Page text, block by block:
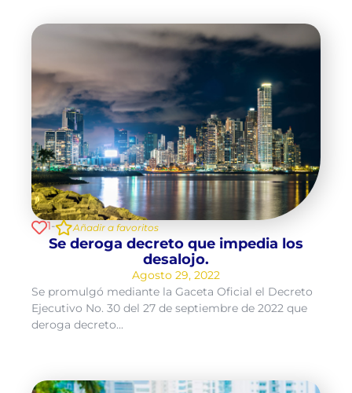
1- Añadir a favoritos
Se deroga decreto que impedia los
desalojo.
Agosto 29, 2022
Se promulgó mediante la Gaceta Oficial el Decreto
Ejecutivo No. 30 del 27 de septiembre de 2022 que
deroga decreto...